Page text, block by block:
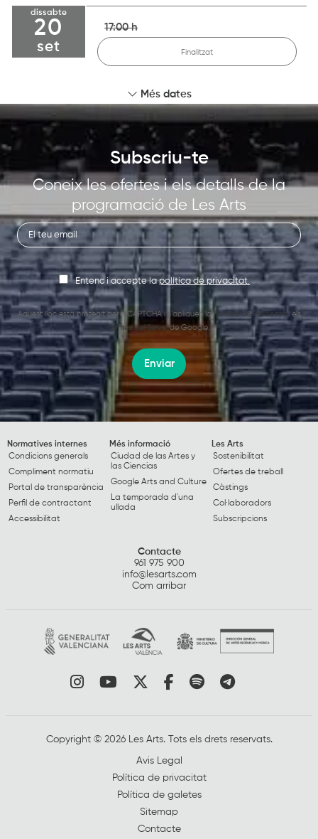
dissabte
20
set
17:00 h
Finalitzat
Més dates
Subscriu-te
Coneix les ofertes i els detalls de la
programació de Les Arts
Entenc i accepte lapolítica de privacitat.
Aquest lloc està protegit per reCAPTCHA i s’apliquen laPolítica de Privacitati els
Termes del Serveide Google.
Enviar
Normatives internes
Condicions generals
Compliment normatiu
Portal de transparència
Perfil de contractant
Accessibilitat
Més informació
Ciudad de las Artes y
las Ciencias
Google Arts and Culture
La temporada d'una
ullada
Les Arts
Sostenibilitat
Ofertes de treball
Càstings
Col·laboradors
Subscripcions
Contacte
961 975 900
info@lesarts.com
Com arribar
Link a instagram
Link a youtube
Link a twitter
Link a facebook
Link a spotify
Link a
Copyright © 2026 Les Arts. Tots els drets reservats.
Avis Legal
Política de privacitat
Política de galetes
Sitemap
Contacte